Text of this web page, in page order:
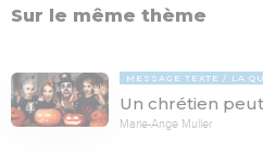
Sur le même thème
MESSAGE TEXTE LA
Un chrétien
Marie-Ange Muller